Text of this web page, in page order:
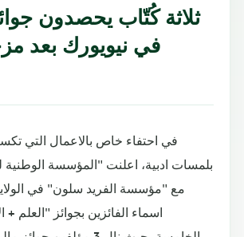
ثلاثة كُتّاب يحصدون
في نيويورك بعد
في احتفاء خاص بالاعمال التي
بلمسات ادبية، اعلنت "المؤسسة الوطنية
مع "مؤسسة الفريد سلون" في
اسماء الفائزين بجوائز "العلم